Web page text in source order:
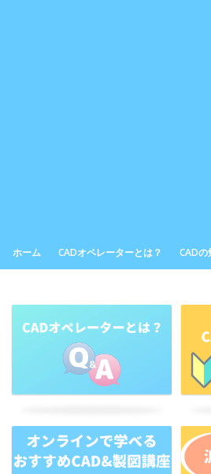
ホーム CADオペレーターとは？ CAD